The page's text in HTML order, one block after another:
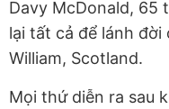
Davy McDonald, 65
lại tất cả để lánh
William, Scotland.
Mọi thứ diễn ra sau